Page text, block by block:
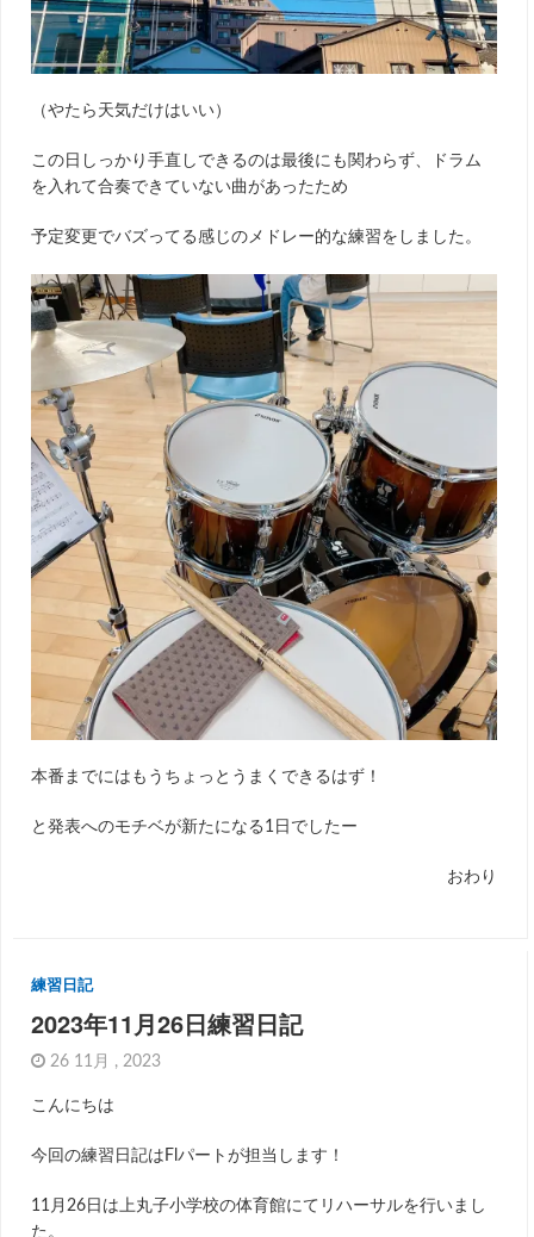
（やたら天気だけはいい）
この日しっかり手直しできるのは最後にも関わらず、ドラム
を入れて合奏できていない曲があったため
予定変更でバズってる感じのメドレー的な練習をしました。
本番までにはもうちょっとうまくできるはず！
と発表へのモチベが新たになる1日でしたー
おわり
練習日記
2023年11月26日練習日記
26 11月 , 2023
こんにちは
今回の練習日記はFlパートが担当します！
11月26日は上丸子小学校の体育館にてリハーサルを行いまし
た。